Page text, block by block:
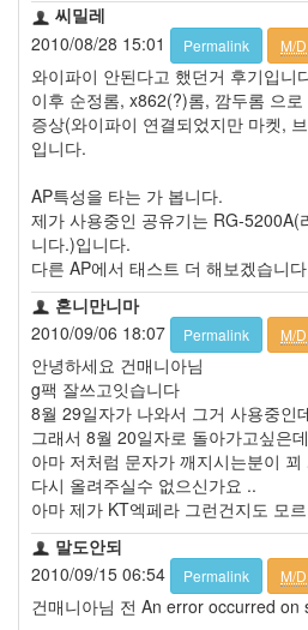
씨밀레
2010/08/28 15:01
Permalink M/D
와이파이 안된다고 했던거 후기입니
이후 순정롬, x862(?)롬, 깜두롬 으
증상(와이파이 연결되었지만 마켓,
입니다.
AP특성을 타는 가 봅니다.
제가 사용중인 공유기는 RG-5200A(
니다.)입니다.
다른 AP에서 태스트 더 해보겠습니
혼니만니마
2010/09/06 18:07
Permalink M/D
안녕하세요 건매니아님
g팩 잘쓰고잇습니다
8월 29일자가 나와서 그거 사용중인
그래서 8월 20일자로 돌아가고싶은
아마 저처럼 문자가 깨지시는분이 꾀
다시 올려주실수 없으신가요 ..
아마 제가 KT엑페라 그런건지도 모
말도안되
2010/09/15 06:54
Permalink M/D
건매니아님 전 An error occurred